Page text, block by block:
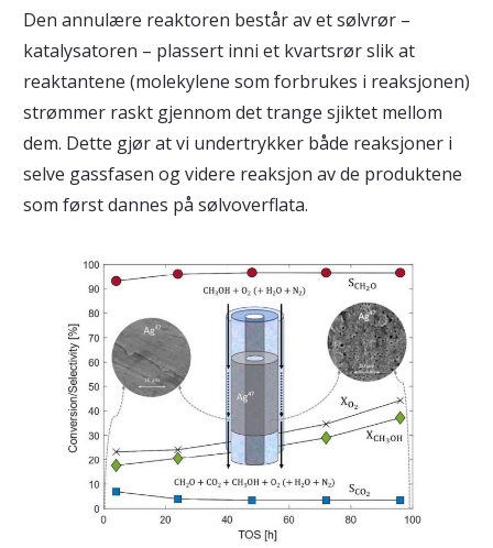
Den annulære reaktoren består av et sølvrør –
katalysatoren – plassert inni et kvartsrør slik at
reaktantene (molekylene som forbrukes i reaksjonen)
strømmer raskt gjennom det trange sjiktet mellom
dem. Dette gjør at vi undertrykker både reaksjoner i
selve gassfasen og videre reaksjon av de produktene
som først dannes på sølvoverflata.